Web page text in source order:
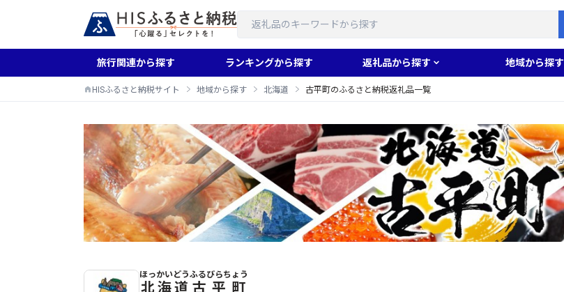
旅行関連から探す ランキングから探す 返礼品から探す 地域から探す
HISふるさと納税サイト 地域から探す 北海道 古平町のふるさと納税返礼品一覧
古平町のふるさと納税返礼品一覧
北海道
ほっかいどう
古平町
ふるびらちょう